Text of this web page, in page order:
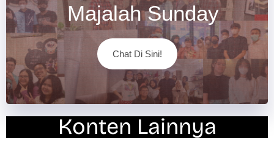
Majalah Sunday
Chat Di Sini!
Konten Lainnya